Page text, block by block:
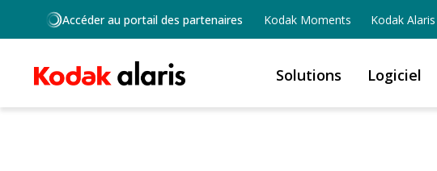
Skip to main content
Accéder au portail des partenaires Kodak Moments Kodak
Solutions Logiciel